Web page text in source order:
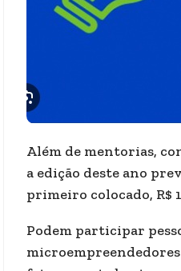
Além de mentorias,
a edição deste ano
primeiro colocado, R$
Podem participar
microempreendedores